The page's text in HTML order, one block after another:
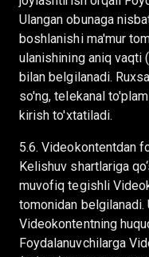
Ulangan obunaga
boshlanishi ma'mur
ulanishining aniq vaqti
bilan belgilanadi.
so'ng, telekanal
kirish to'xtatiladi.
5.6. Videokontentdan
Kelishuv shartlariga
muvofiq tegishli
tomonidan
Videokontentning
Foydalanuvchilarga